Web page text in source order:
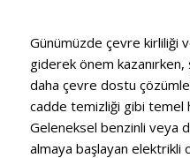
Günümüzde çevre kirliliği
giderek önem
daha çevre dostu
cadde temizliği gibi temel
Geleneksel benzinli veya
almaya başlayan elektrikli